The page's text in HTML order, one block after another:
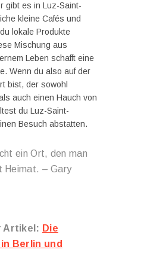
gibt es in Luz-Saint-
kleine Cafés und
lokale Produkte
Mischung aus
Leben schafft eine
Wenn du also auf der
bist, der sowohl
auch einen Hauch von
du Luz-Saint-
Besuch abstatten.
ein Ort, den man
Heimat. – Gary
Artikel: Die
Berlin und